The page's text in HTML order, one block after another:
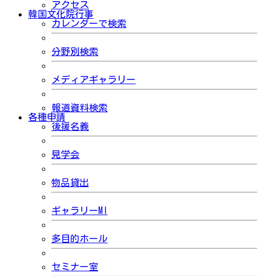
アクセス
韓国文化院行事
カレンダーで検索
分野別検索
メディアギャラリー
報道資料検索
各種申請
後援名義
見学会
物品貸出
ギャラリーMI
多目的ホール
セミナー室